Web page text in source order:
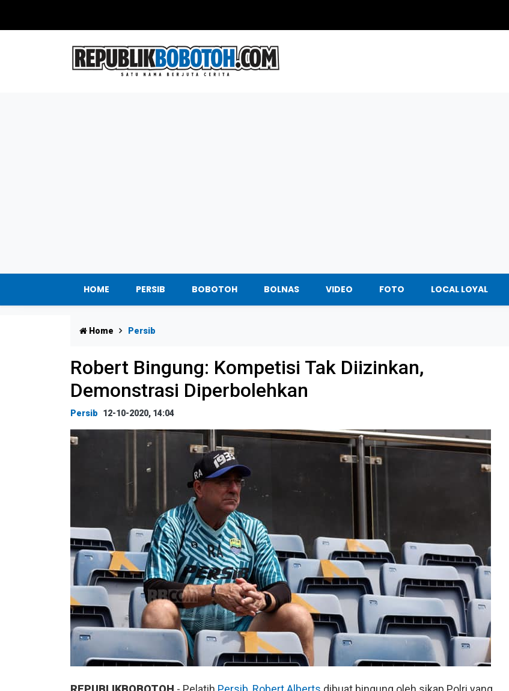
HOME PERSIB BOBOTOH BOLNAS VIDEO FOTO LOCAL LOYAL
Home Persib
Robert Bingung: Kompetisi Tak Diizinkan,
Demonstrasi Diperbolehkan
Persib 12-10-2020, 14:04